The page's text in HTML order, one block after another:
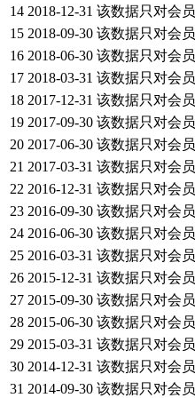
14 2018-12-31 该数据只对会
15 2018-09-30 该数据只对会
16 2018-06-30 该数据只对会
17 2018-03-31 该数据只对会
18 2017-12-31 该数据只对会
19 2017-09-30 该数据只对会
20 2017-06-30 该数据只对会
21 2017-03-31 该数据只对会
22 2016-12-31 该数据只对会
23 2016-09-30 该数据只对会
24 2016-06-30 该数据只对会
25 2016-03-31 该数据只对会
26 2015-12-31 该数据只对会
27 2015-09-30 该数据只对会
28 2015-06-30 该数据只对会
29 2015-03-31 该数据只对会
30 2014-12-31 该数据只对会
31 2014-09-30 该数据只对会